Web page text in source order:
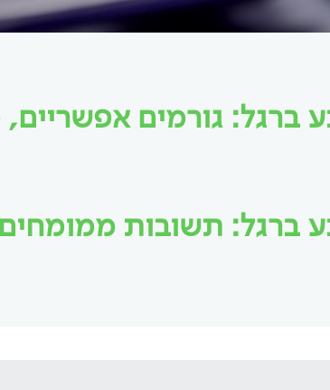
ברגל: גורמים
תשובות ממומחים